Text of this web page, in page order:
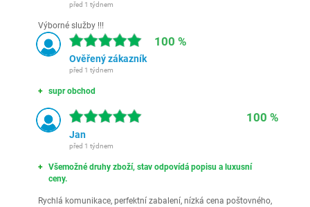
před 1 týdnem
Výborné služby !!!
100 %
Ověřený zákazník
před 1 týdnem
supr obchod
100 %
Jan
před 1 týdnem
Všemožné druhy zboží, stav odpovídá popisu a luxusní
ceny.
Rychlá komunikace, perfektní zabalení, nízká cena poštovného,